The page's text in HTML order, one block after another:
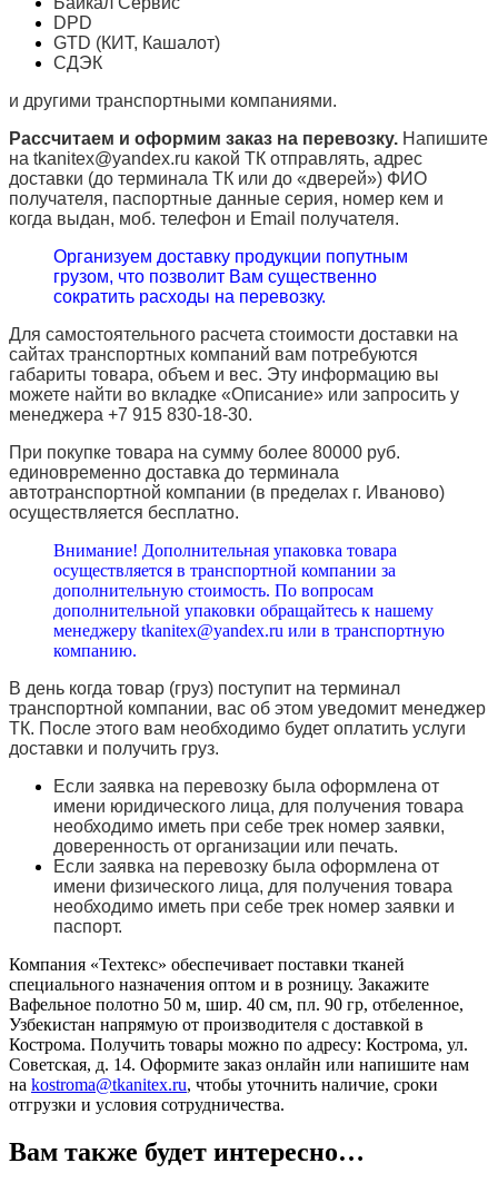
DPD
GTD (КИТ, Кашалот)
СДЭК
и другими транспортными компаниями.
Рассчитаем и оформим заказ на перевозку. Напишите
на tkanitex@yandex.ru какой ТК отправлять, адрес
доставки (до терминала ТК или до «дверей») ФИО
получателя, паспортные данные серия, номер кем и
когда выдан, моб. телефон и Email получателя.
Организуем доставку продукции попутным
грузом, что позволит Вам существенно
сократить расходы на перевозку.
Для самостоятельного расчета стоимости доставки на
сайтах транспортных компаний вам потребуются
габариты товара, объем и вес. Эту информацию вы
можете найти во вкладке «Описание» или запросить у
менеджера +7 915 830-18-30.
При покупке товара на сумму более 80000 руб.
единовременно доставка до терминала
автотранспортной компании (в пределах г. Иваново)
осуществляется бесплатно.
Внимание! Дополнительная упаковка товара
осуществляется в транспортной компании за
дополнительную стоимость. По вопросам
дополнительной упаковки обращайтесь к нашему
менеджеру tkanitex@yandex.ru или в транспортную
компанию.
В день когда товар (груз) поступит на терминал
транспортной компании, вас об этом уведомит менеджер
ТК. После этого вам необходимо будет оплатить услуги
доставки и получить груз.
Если заявка на перевозку была оформлена от
имени юридического лица, для получения товара
необходимо иметь при себе трек номер заявки,
доверенность от организации или печать.
Если заявка на перевозку была оформлена от
имени физического лица, для получения товара
необходимо иметь при себе трек номер заявки и
паспорт.
Компания «Техтекс» обеспечивает поставки тканей
специального назначения оптом и в розницу. Закажите
Вафельное полотно 50 м, шир. 40 см, пл. 90 гр, отбеленное,
Узбекистан напрямую от производителя с доставкой в
Кострома. Получить товары можно по адресу: Кострома, ул.
Советская, д. 14. Оформите заказ онлайн или напишите нам
на kostroma@tkanitex.ru, чтобы уточнить наличие, сроки
отгрузки и условия сотрудничества.
Вам также будет интересно…